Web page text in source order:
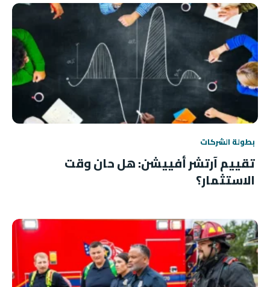
بطولة الشركات
تقييم آرتشر أفييشن: هل حان وقت
الاستثمار؟